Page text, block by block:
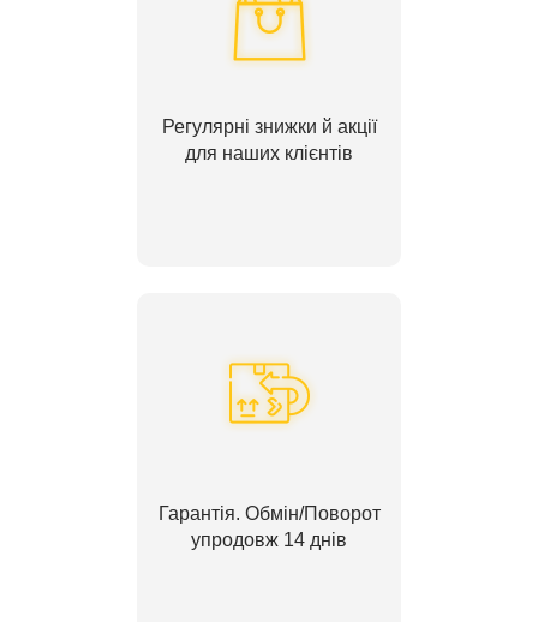
Регулярні знижки й акції
для наших клієнтів
Гарантія. Обмін/Поворот
упродовж 14 днів